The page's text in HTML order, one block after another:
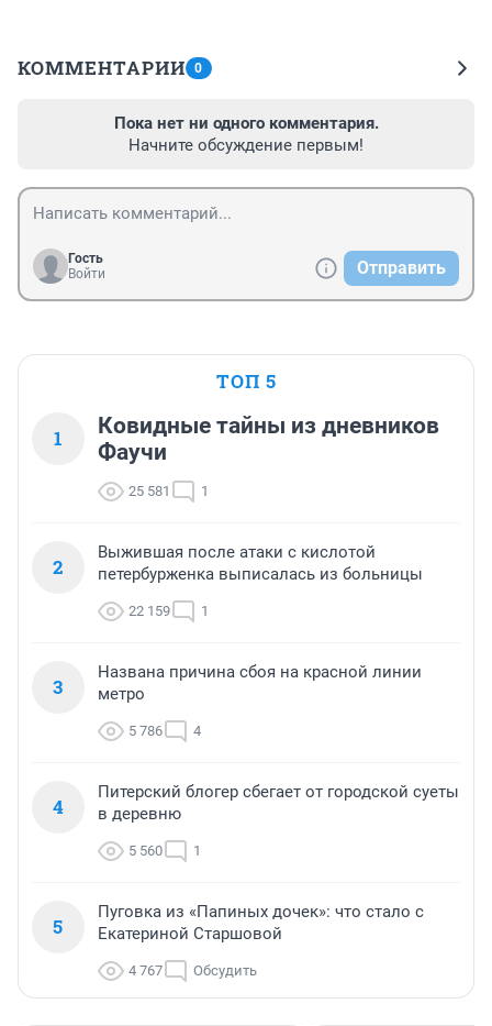
КОММЕНТАРИИ 0
Пока нет ни одного комментария.
Начните обсуждение первым!
Гость
Войти
Отправить
ТОП 5
1
Ковидные тайны из дневников
Фаучи
25 581 1
2
Выжившая после атаки с кислотой
петербурженка выписалась из больницы
22 159 1
3
Названа причина сбоя на красной линии
метро
5 786 4
4
Питерский блогер сбегает от городской суеты
в деревню
5 560 1
5
Пуговка из «Папиных дочек»: что стало с
Екатериной Старшовой
4 767 Обсудить